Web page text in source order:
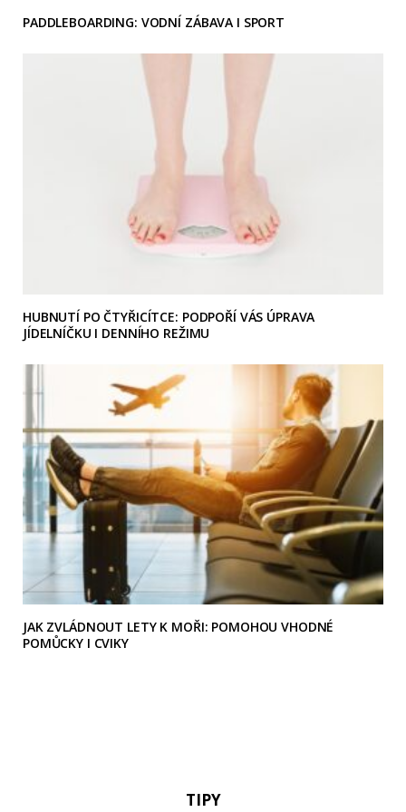
PADDLEBOARDING: VODNÍ ZÁBAVA I SPORT
HUBNUTÍ PO ČTYŘICÍTCE: PODPOŘÍ VÁS ÚPRAVA
JÍDELNÍČKU I DENNÍHO REŽIMU
JAK ZVLÁDNOUT LETY K MOŘI: POMOHOU VHODNÉ
POMŮCKY I CVIKY
TIPY